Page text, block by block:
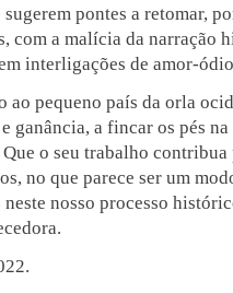
pontes a retomar,
com a malícia da narração
interligações de amor-
ao pequeno país da orla
ganância, a fincar os pés
o seu trabalho contribua
no que parece ser um
nosso processo